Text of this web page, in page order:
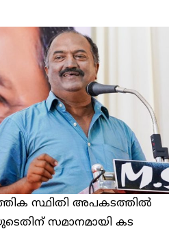
സ്ഥിതി അപകടത്തിൽ
സമാനമായി കട